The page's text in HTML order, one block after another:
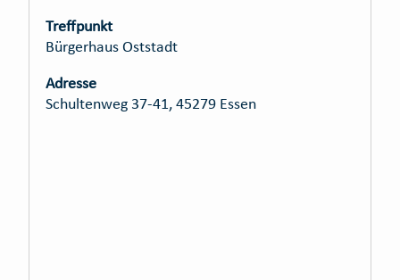
Treffpunkt
Bürgerhaus Oststadt
Adresse
Schultenweg 37-41, 45279 Essen